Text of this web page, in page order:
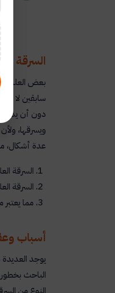
السرقة
بعض العلماء
سابقين لا
دون أن يذكر
ويسرقها،
عدة أشكال،
السرقة
السرقة
مما
أسباب
يوجد
الباحث